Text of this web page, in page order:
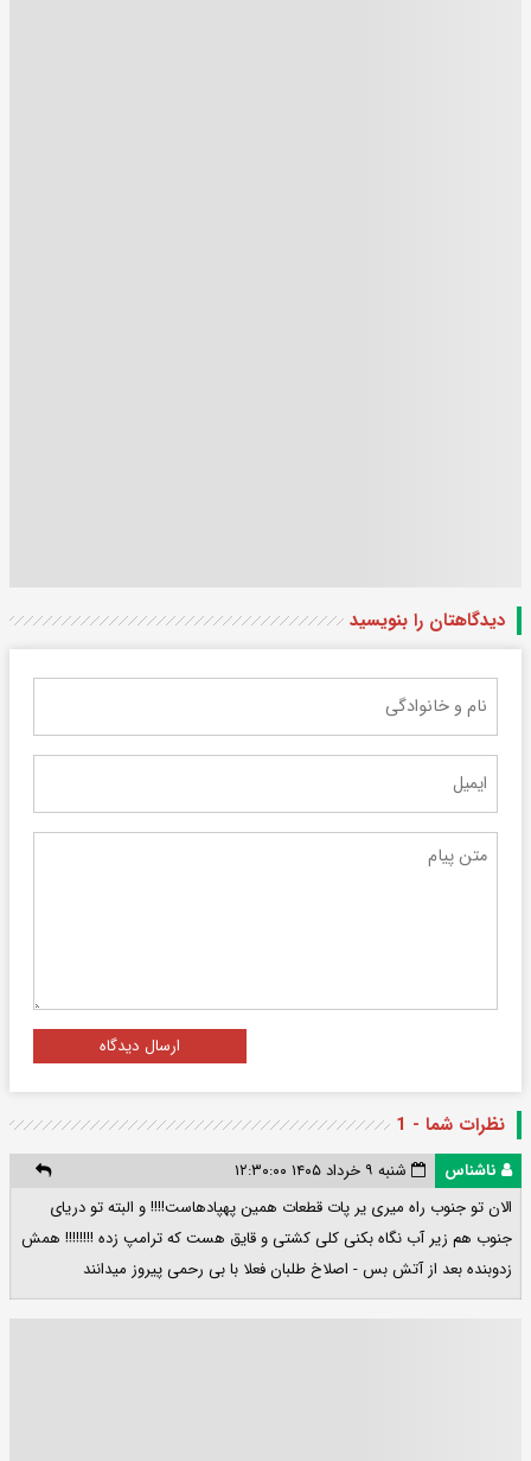
دیدگاهتان را بنویسید
ارسال دیدگاه
نظرات شما - 1
ناشناس
شنبه ۹ خرداد ۱۴۰۵ ۱۲:۳۰:۰۰
الان تو جنوب راه میری یر پات قطعات همین پهپادهاست!!!! و البته تو دریای
جنوب هم زیر آب نگاه بکنی کلی کشتی و قایق هست که ترامپ زده !!!!!!!! همش
زدوبنده بعد از آتش بس - اصلاخ طلبان فعلا با بی رحمی پیروز میدانند